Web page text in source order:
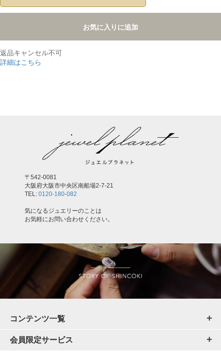
お気に入りに追加
返品キャンセル不可
詳細はこちら
〒542-0081
大阪府大阪市中央区南船場2-7-21
TEL: 0120-180-082
気になるジュエリーのことは
お気軽にお問い合わせください。
コンテンツ一覧
会員限定サービス